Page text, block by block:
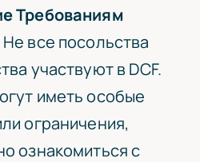
Требованиям
Не все посольства
участвуют в DCF.
иметь особые
ограничения,
ознакомиться с